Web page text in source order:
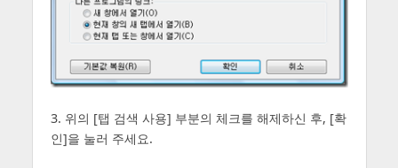
3. 위의 [탭 검색 사용] 부분의 체크를 해제하신 후, [확
인]을 눌러 주세요.